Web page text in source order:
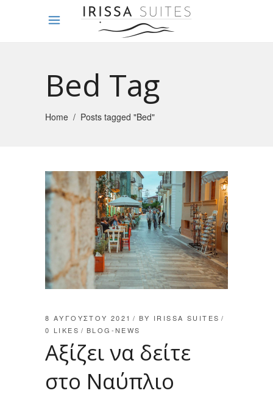
Bed Tag
Home / Posts tagged "Bed"
8 ΑΥΓΟΎΣΤΟΥ 2021 BY IRISSA SUITES
0 LIKES BLOG-NEWS
Αξίζει να δείτε
στο Ναύπλιο